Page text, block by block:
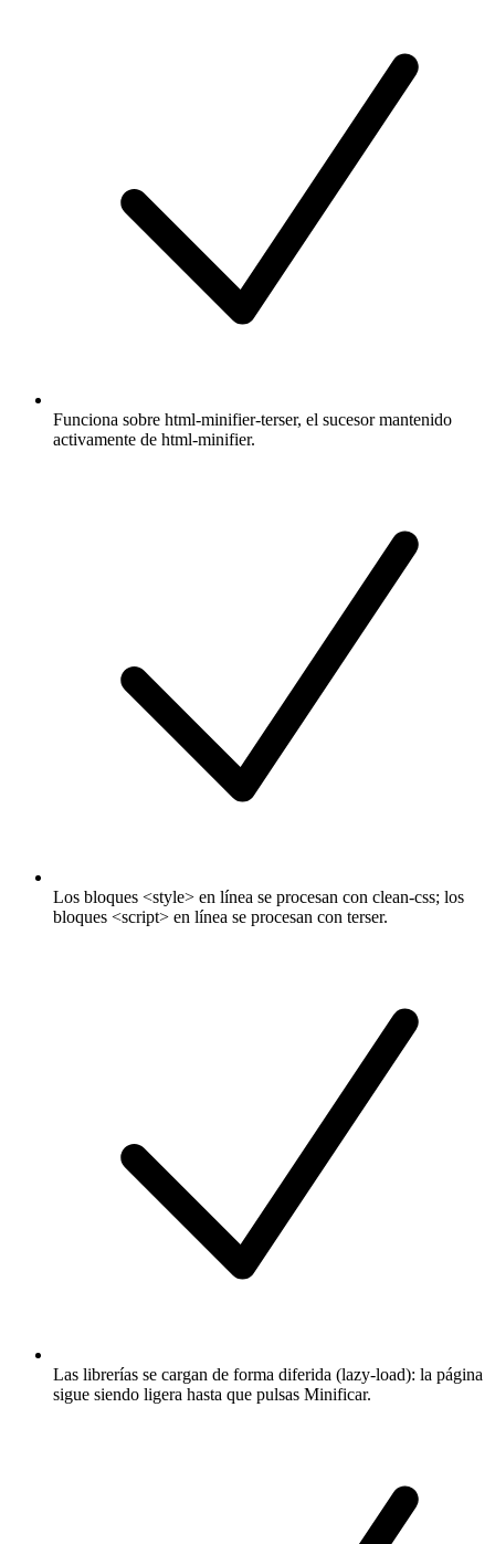
Funciona sobre html-minifier-terser, el sucesor mantenido
activamente de html-minifier.
Los bloques <style> en línea se procesan con clean-css; los
bloques <script> en línea se procesan con terser.
Las librerías se cargan de forma diferida (lazy-load): la página
sigue siendo ligera hasta que pulsas Minificar.